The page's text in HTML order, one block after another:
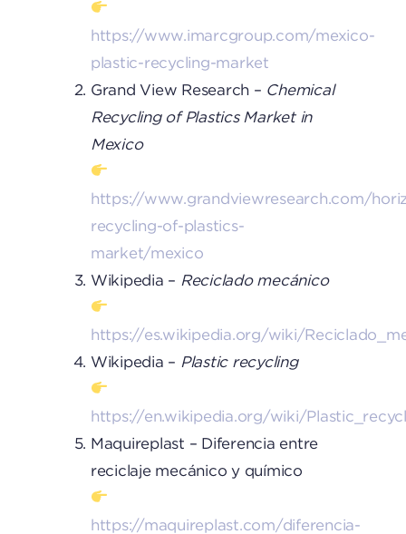
https://www.imarcgroup.com/mexico-
plastic-recycling-market
Grand View Research – Chemical
Recycling of Plastics Market in
Mexico
https://www.grandviewresearch.com/
recycling-of-plastics-
market/mexico
Wikipedia – Reciclado mecánico
https://es.wikipedia.org/wiki/
Wikipedia – Plastic recycling
https://en.wikipedia.org/wiki/
Maquireplast – Diferencia entre
reciclaje mecánico y químico
https://maquireplast.com/diferencia-